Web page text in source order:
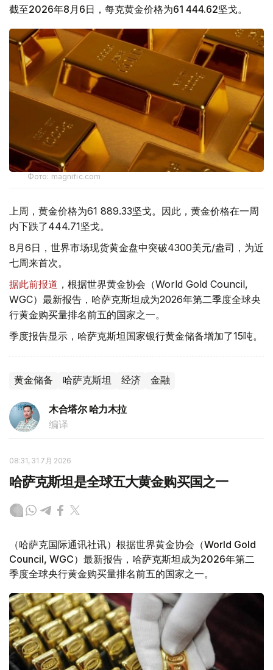
截至2026年8月6日，每克黄金价格为61 444.62坚戈。
Фото: magnific.com
上周，黄金价格为61 889.33坚戈。因此，黄金价格在一周
内下跌了444.71坚戈。
8月6日，世界市场现货黄金盘中突破4300美元/盎司，为近
七周来首次。
据此前报道 ，根据世界黄金协会（World Gold Council,
WGC）最新报告，哈萨克斯坦成为2026年第二季度全球央
行黄金购买量排名前五的国家之一。
季度报告显示，哈萨克斯坦国家银行黄金储备增加了15吨。
黄金储备 哈萨克斯坦 经济 金融
木合塔尔 哈力木拉
编译
08:31, 31 7月 2026
哈萨克斯坦是全球五大黄金购买国之一
（哈萨克国际通讯社讯）根据世界黄金协会（World Gold
Council, WGC）最新报告，哈萨克斯坦成为2026年第二
季度全球央行黄金购买量排名前五的国家之一。